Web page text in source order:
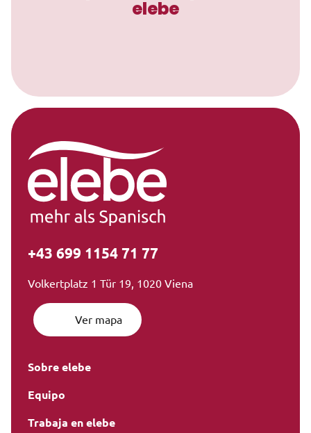
elebe
+43 699 1154 71 77
Volkertplatz 1 Tür 19, 1020 Viena
Ver mapa
Sobre elebe
Equipo
Trabaja en elebe